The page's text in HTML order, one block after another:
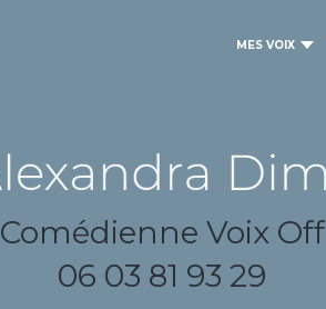
MES VOIX
Comédienne Voix Off
06 03 81 93 29